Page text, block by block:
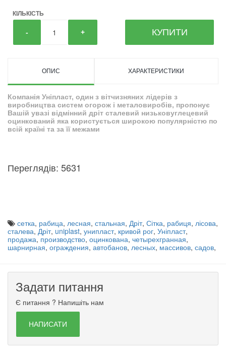
КІЛЬКІСТЬ
- + КУПИТИ
ОПИС ХАРАКТЕРИСТИКИ
Компанія Уніпласт, один з вітчизняних лідерів з
виробництва систем огорож і металовиробів, пропонує
Вашій увазі відмінний дріт сталевий низьковуглецевий
оцинкований яка користується широкою популярністю по
всій країні та за її межами
Переглядів: 5631
сетка, рабица, лесная, стальная, Дріт, Сітка, рабиця, лісова,
сталева, Дріт, uniplast, унипласт, кривой рог, Уніпласт,
продажа, производство, оцинкована, четырехгранная,
шарнирная, ограждения, автобанов, лесных, массивов, садов,
Задати питання
Є питання ? Напишіть нам
НАПИСАТИ